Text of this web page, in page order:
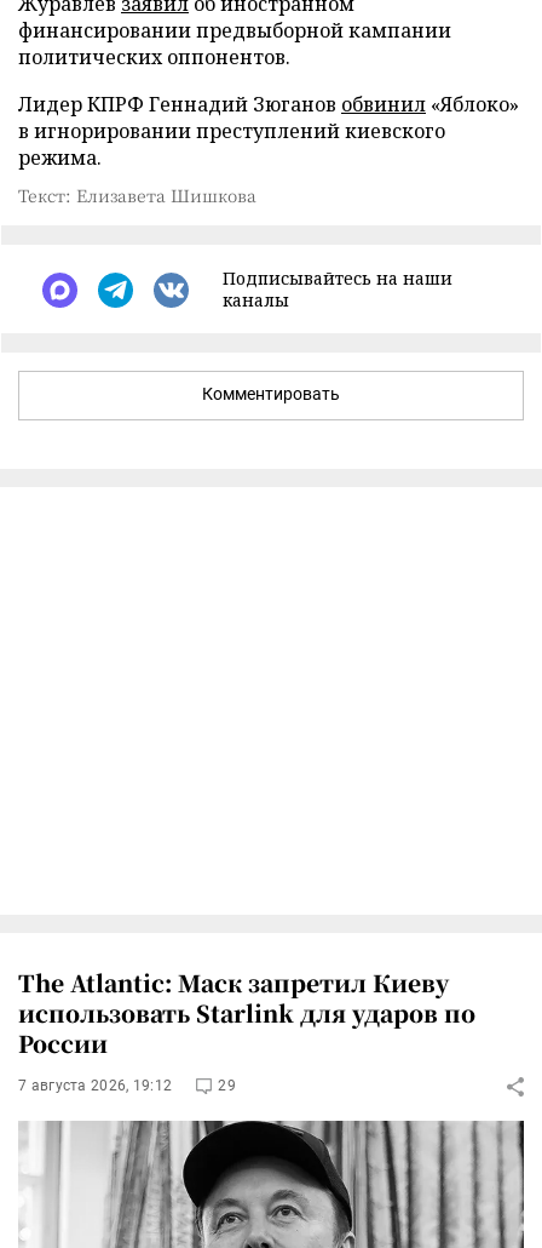
финансировании предвыборной кампании
политических оппонентов.
Лидер КПРФ Геннадий Зюганов обвинил «Яблоко»
в игнорировании преступлений киевского
режима.
Текст: Елизавета Шишкова
Подписывайтесь на наши
каналы
Комментировать
The Atlantic: Маск запретил Киеву
использовать Starlink для ударов по
России
7 августа 2026, 19:12 29